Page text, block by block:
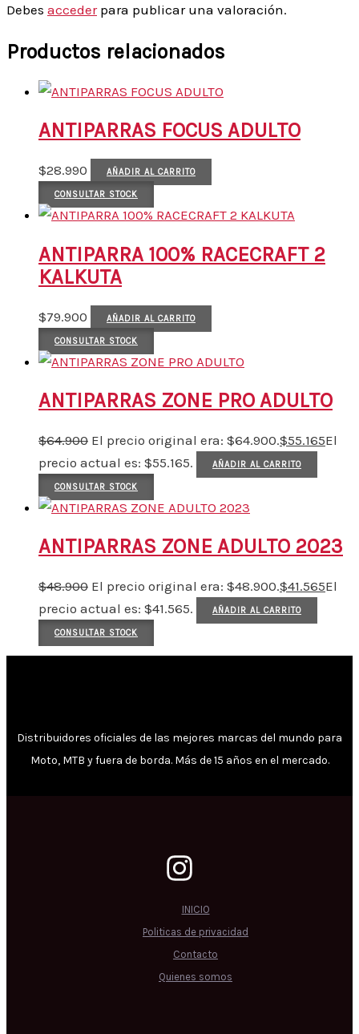
Debes accederpara publicar una valoración.
Productos relacionados
ANTIPARRAS FOCUS ADULTO
$28.990 AÑADIR AL CARRITO
CONSULTAR STOCK
ANTIPARRA 100% RACECRAFT 2
KALKUTA
$79.900 AÑADIR AL CARRITO
CONSULTAR STOCK
ANTIPARRAS ZONE PRO ADULTO
$64.900 El precio original era: $64.900.$55.165El
precio actual es: $55.165.
AÑADIR AL CARRITO
CONSULTAR STOCK
ANTIPARRAS ZONE ADULTO 2023
$48.900 El precio original era: $48.900.$41.565El
precio actual es: $41.565.
AÑADIR AL CARRITO
CONSULTAR STOCK
Distribuidores oficiales de las mejores marcas del mundo para
Moto, MTB y fuera de borda. Más de 15 años en el mercado.
INICIO
Politicas de privacidad
Contacto
Quienes somos